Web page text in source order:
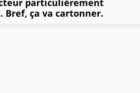
particulièrement
Bref, ça va cartonner.